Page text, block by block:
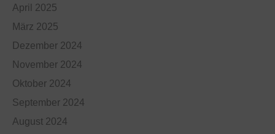
April 2025
März 2025
Dezember 2024
November 2024
Oktober 2024
September 2024
August 2024